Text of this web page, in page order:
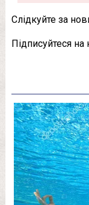
Слідкуйте за
Підписуйтеся на